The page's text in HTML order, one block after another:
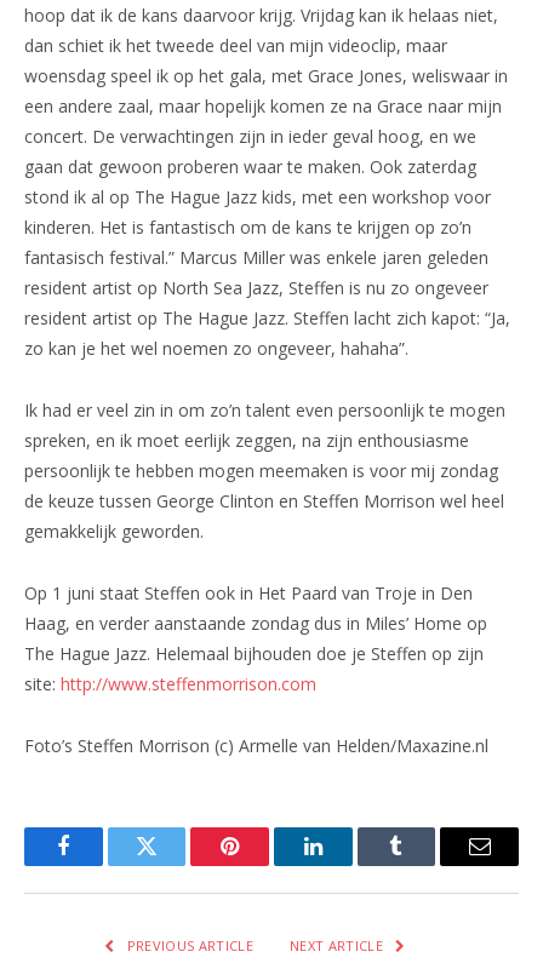
hoop dat ik de kans daarvoor krijg. Vrijdag kan ik helaas niet,
dan schiet ik het tweede deel van mijn videoclip, maar
woensdag speel ik op het gala, met Grace Jones, weliswaar in
een andere zaal, maar hopelijk komen ze na Grace naar mijn
concert. De verwachtingen zijn in ieder geval hoog, en we
gaan dat gewoon proberen waar te maken. Ook zaterdag
stond ik al op The Hague Jazz kids, met een workshop voor
kinderen. Het is fantastisch om de kans te krijgen op zo’n
fantasisch festival.” Marcus Miller was enkele jaren geleden
resident artist op North Sea Jazz, Steffen is nu zo ongeveer
resident artist op The Hague Jazz. Steffen lacht zich kapot: “Ja,
zo kan je het wel noemen zo ongeveer, hahaha”.
Ik had er veel zin in om zo’n talent even persoonlijk te mogen
spreken, en ik moet eerlijk zeggen, na zijn enthousiasme
persoonlijk te hebben mogen meemaken is voor mij zondag
de keuze tussen George Clinton en Steffen Morrison wel heel
gemakkelijk geworden.
Op 1 juni staat Steffen ook in Het Paard van Troje in Den
Haag, en verder aanstaande zondag dus in Miles’ Home op
The Hague Jazz. Helemaal bijhouden doe je Steffen op zijn
site: http://www.steffenmorrison.com
Foto’s Steffen Morrison (c) Armelle van Helden/Maxazine.nl
FacebookTwitter Pinterest LinkedInTumblr Email
PREVIOUS ARTICLE NEXT ARTICLE